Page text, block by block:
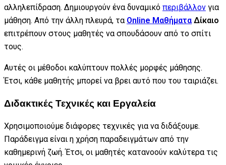
αλληλεπίδραση. Δημιουργούν ένα δυναμικό περιβάλλον για
μάθηση. Από την άλλη πλευρά, τα Online Μαθήματα Δίκαιο
επιτρέπουν στους μαθητές να σπουδάσουν από το σπίτι
τους.
Αυτές οι μέθοδοι καλύπτουν πολλές μορφές μάθησης.
Έτσι, κάθε μαθητής μπορεί να βρει αυτό που του ταιριάζει.
Διδακτικές Τεχνικές και Εργαλεία
Χρησιμοποιούμε διάφορες τεχνικές για να διδάξουμε.
Παράδειγμα είναι η χρήση παραδειγμάτων από την
καθημερινή ζωή. Έτσι, οι μαθητές κατανοούν καλύτερα τις